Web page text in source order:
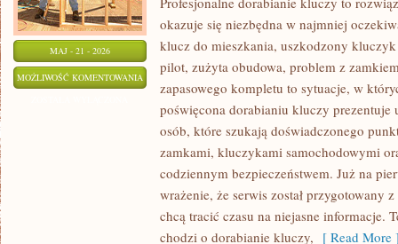
MAJ - 21 - 2026
MOŻLIWOŚĆ KOMENTOWANIA IMMOBILIZERY
ELEKTRONIKA
okazuje się niezbędna w najmniej
klucz do mieszkania, uszkodzony
pilot, zużyta obudowa, problem z
zapasowego kompletu to sytuacje, w
poświęcona dorabianiu kluczy prezentuje
osób, które szukają doświadczonego
zamkami, kluczykami samochodowymi
codziennym bezpieczeństwem. Już na
wrażenie, że serwis został przygotowany
chcą tracić czasu na niejasne informacje.
chodzi o dorabianie kluczy, [ Read More